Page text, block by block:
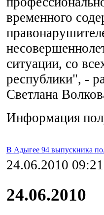
временного
ситуации, со
республики", -
Светлана
Информация
В Адыгее 94 выпускника
24.06.2010 09:21
24.06.2010